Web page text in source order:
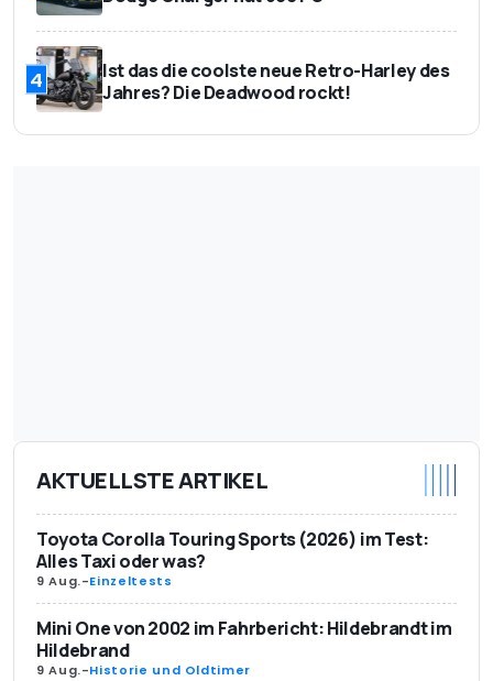
4
Ist das die coolste neue Retro-Harley des
Jahres? Die Deadwood rockt!
AKTUELLSTE ARTIKEL
Toyota Corolla Touring Sports (2026) im Test:
Alles Taxi oder was?
9 Aug.-Einzeltests
Mini One von 2002 im Fahrbericht: Hildebrandt im
Hildebrand
9 Aug.-Historie und Oldtimer